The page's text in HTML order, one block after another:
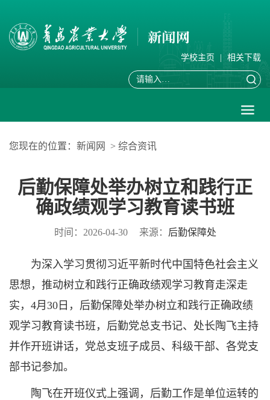
学校主页 相关下载
您现在的位置： 新闻网 > 综合资讯
后勤保障处举办树立和践行正
确政绩观学习教育读书班
时间：2026-04-30 来源： 后勤保障处
为深入学习贯彻习近平新时代中国特色社会主义
思想，推动树立和践行正确政绩观学习教育走深走
实，4月30日，后勤保障处举办树立和践行正确政绩
观学习教育读书班，后勤党总支书记、处长陶飞主持
并作开班讲话，党总支班子成员、科级干部、各党支
部书记参加。
陶飞在开班仪式上强调，后勤工作是单位运转的